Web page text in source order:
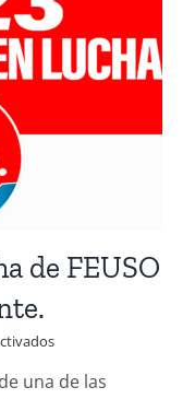
de FEUSO
en
de
una de las